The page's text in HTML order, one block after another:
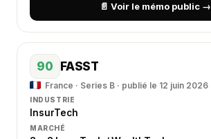
📄 Voir le mémo public →
90 FASST
France · Series B · publié le 12 juin 2026
INDUSTRIE
InsurTech
MARCHÉ